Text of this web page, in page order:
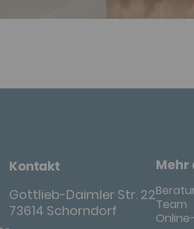
Kontakt
Gottlieb-Daimler Str. 22
73614 Schorndorf
Mehr
Team